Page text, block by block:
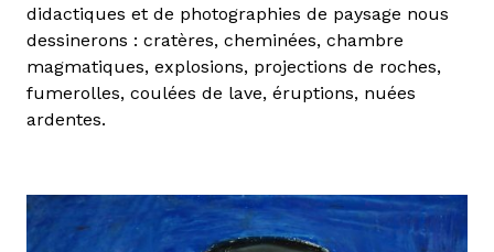
didactiques et de photographies de paysage nous
dessinerons : cratères, cheminées, chambre
magmatiques, explosions, projections de roches,
fumerolles, coulées de lave, éruptions, nuées
ardentes.